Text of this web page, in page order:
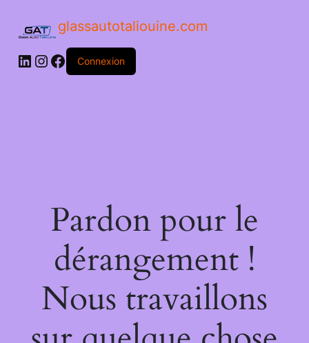
glassautotaliouine.com
Connexion
Pardon pour le
dérangement !
Nous travaillons